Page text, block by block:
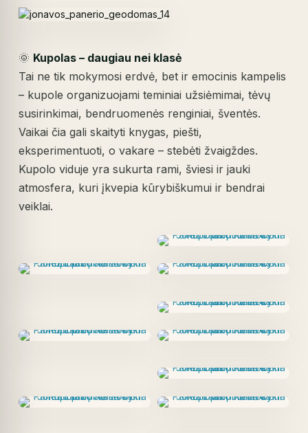
🌞 Kupolas – daugiau nei klasė
Tai ne tik mokymosi erdvė, bet ir emocinis kampelis
– kupole organizuojami teminiai užsiėmimai, tėvų
susirinkimai, bendruomenės renginiai, šventės.
Vaikai čia gali skaityti knygas, piešti,
eksperimentuoti, o vakare – stebėti žvaigždes.
Kupolo viduje yra sukurta rami, šviesi ir jauki
atmosfera, kuri įkvepia kūrybiškumui ir bendrai
veiklai.